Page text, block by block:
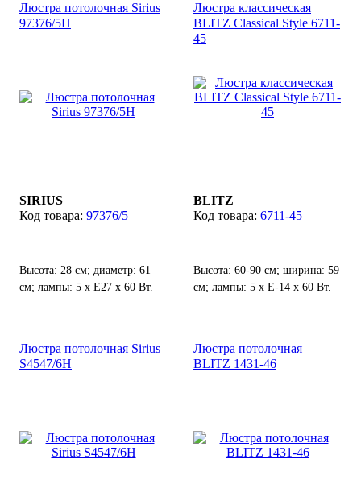
Люстра потолочная Sirius
97376/5H
SIRIUS
97376/5
Высота: 28 см; диаметр: 61
см; лампы: 5 х Е27 х 60 Вт.
Люстра классическая
BLITZ Classical Style 6711-
45
BLITZ
6711-45
Высота: 60-90 см; ширина: 59
см; лампы: 5 х Е-14 х 60 Вт.
Люстра потолочная Sirius
S4547/6H
Люстра потолочная
BLITZ 1431-46